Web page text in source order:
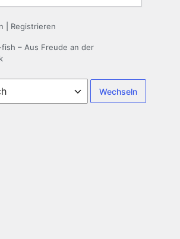
Registrieren
– Aus Freude an der